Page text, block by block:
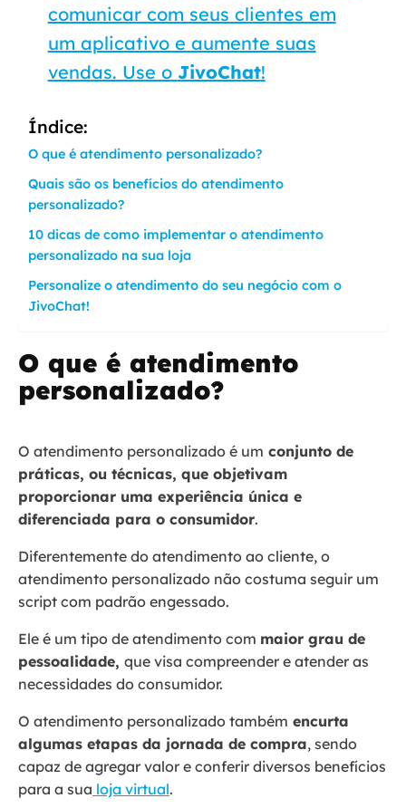
comunicar com seus clientes em
um aplicativo e aumente suas
vendas. Use o JivoChat!
Índice:
O que é atendimento personalizado?
Quais são os benefícios do atendimento
personalizado?
10 dicas de como implementar o atendimento
personalizado na sua loja
Personalize o atendimento do seu negócio com o
JivoChat!
O que é atendimento
personalizado?
O atendimento personalizado é um conjunto de
práticas, ou técnicas, que objetivam
proporcionar uma experiência única e
diferenciada para o consumidor.
Diferentemente do atendimento ao cliente, o
atendimento personalizado não costuma seguir um
script com padrão engessado.
Ele é um tipo de atendimento com maior grau de
pessoalidade, que visa compreender e atender as
necessidades do consumidor.
O atendimento personalizado também encurta
algumas etapas da jornada de compra, sendo
capaz de agregar valor e conferir diversos benefícios
para a sua loja virtual.